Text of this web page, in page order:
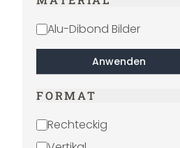
Alu-Dibond Bilder
Anwenden
FORMAT
Rechteckig